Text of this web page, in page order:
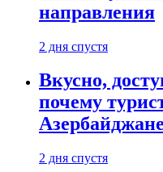
направления
2 дня спустя
Вкусно,
почему
2 дня спустя